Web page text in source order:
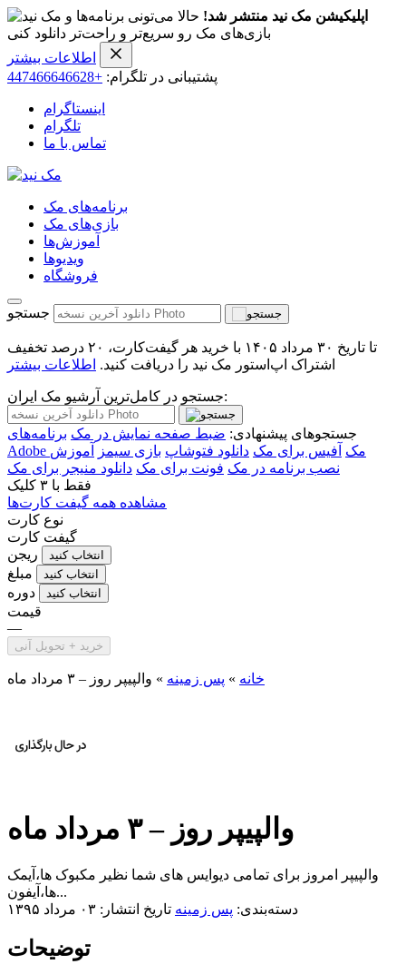
اپلیکیشن مک نید منتشر شد! حالا می‌تونی برنامه‌ها و
بازی‌های مک رو سریع‌تر و راحت‌تر دانلود کنی
اطلاعات بیشتر
پشتیبانی در تلگرام: +447466646628
اینستاگرام
تلگرام
تماس با ما
برنامه‌های مک
بازی‌های مک
آموزش‌ها
ویدیو‌ها
فروشگاه
جستجو
تا تاریخ ۳۰ مرداد ۱۴۰۵ با خرید هر گیفت‌کارت، ۲۰ درصد تخفیف
اشتراک اپ‌استور مک نید را دریافت کنید. اطلاعات بیشتر
جستجو در کامل‌ترین آرشیو مک ایران:
جستجوهای پیشنهادی: ضبط صفحه نمایش در مک برنامه‌های
Adobe مک آفیس برای مک دانلود فتوشاپ بازی سیمز
آموزش
نصب برنامه در مک فونت برای مک دانلود منیجر برای مک
فقط با ۳ کلیک
مشاهده همه گیفت کارت‌ها
نوع کارت
گیفت کارت
ریجن
انتخاب کنید
مبلغ انتخاب کنید
دوره انتخاب کنید
قیمت
—
خرید + تحویل آنی
خانه » پس زمینه » والپیپر روز – ۳ مرداد ماه
والپیپر روز – ۳ مرداد ماه
والپیپر امروز برای تمامی دیوایس های شما نظیر مکبوک ها،آیمک
ها،آیفون...
دسته‌بندی: پس زمینه تاریخ انتشار: ۰۳ مرداد ۱۳۹۵
توضیحات